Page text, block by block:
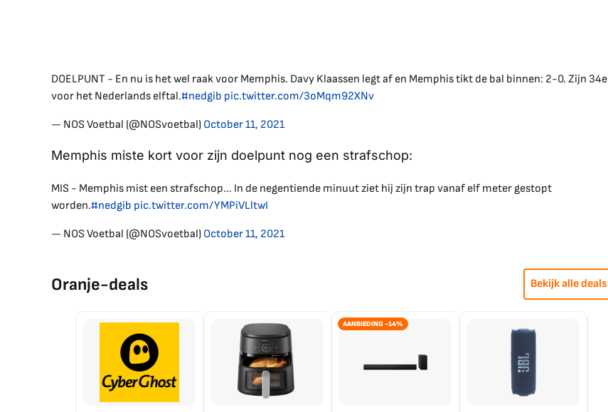
DOELPUNT - En nu is het wel raak voor Memphis. Davy Klaassen legt af en Memphis tikt de bal binnen: 2-0. Zijn 34e
voor het Nederlands elftal.#nedgib pic.twitter.com/3oMqm92XNv
— NOS Voetbal (@NOSvoetbal) October 11, 2021
Memphis miste kort voor zijn doelpunt nog een strafschop:
MIS - Memphis mist een strafschop... In de negentiende minuut ziet hij zijn trap vanaf elf meter gestopt
worden.#nedgib pic.twitter.com/YMPiVLltwI
— NOS Voetbal (@NOSvoetbal) October 11, 2021
Oranje-deals Bekijk alle deals
AANBIEDING -14%